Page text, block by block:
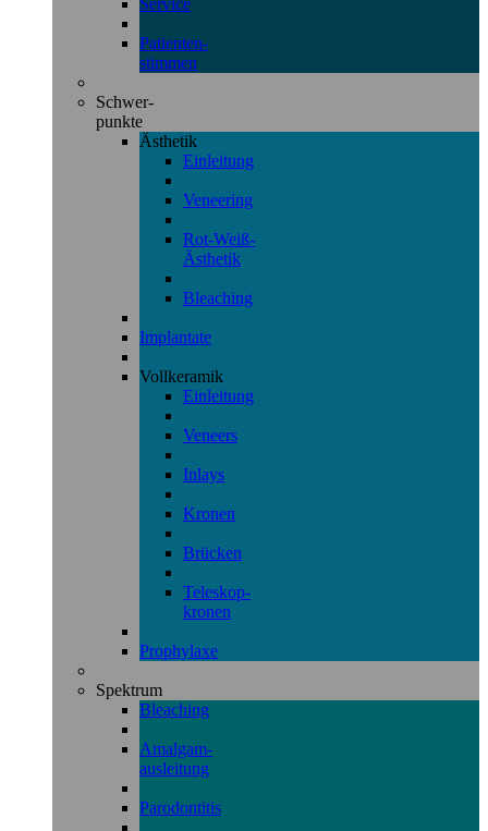
Service
Patienten-
stimmen
Schwer-
punkte
Ästhetik
Einleitung
Veneering
Rot-Weiß-
Ästhetik
Bleaching
Implantate
Vollkeramik
Einleitung
Veneers
Inlays
Kronen
Brücken
Teleskop-
kronen
Prophylaxe
Spektrum
Bleaching
Amalgam-
ausleitung
Parodontitis